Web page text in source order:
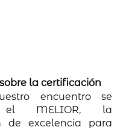
la certificación
encuentro se
el MELIOR, la
de excelencia para